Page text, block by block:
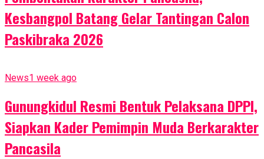
Kesbangpol Batang Gelar Tantingan Calon
Paskibraka 2026
News1 week ago
Gunungkidul Resmi Bentuk Pelaksana DPPI,
Siapkan Kader Pemimpin Muda Berkarakter
Pancasila